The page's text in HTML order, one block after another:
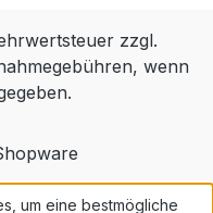
zzgl.
wenn
um eine bestmögliche